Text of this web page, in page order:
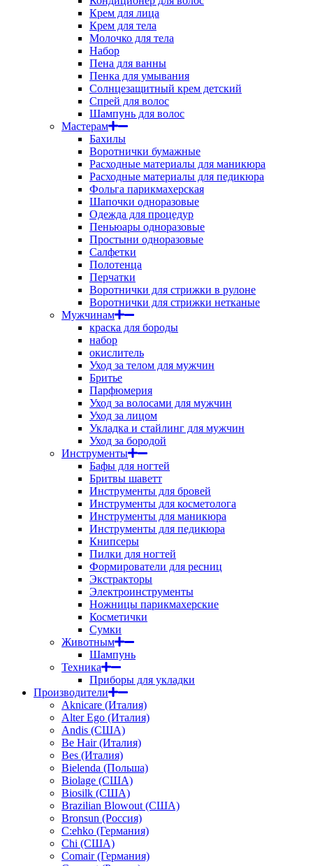
Крем для лица
Крем для тела
Молочко для тела
Набор
Пена для ванны
Пенка для умывания
Солнцезащитный крем детский
Спрей для волос
Шампунь для волос
Мастерам
Бахилы
Воротнички бумажные
Расходные материалы для маникюра
Расходные материалы для педикюра
Фольга парикмахерская
Шапочки одноразовые
Одежда для процедур
Пеньюары одноразовые
Простыни одноразовые
Салфетки
Полотенца
Перчатки
Воротнички для стрижки в рулоне
Воротнички для стрижки нетканые
Мужчинам
краска для бороды
набор
окислитель
Уход за телом для мужчин
Бритье
Парфюмерия
Уход за волосами для мужчин
Уход за лицом
Укладка и стайлинг для мужчин
Уход за бородой
Инструменты
Бафы для ногтей
Бритвы шаветт
Инструменты для бровей
Инструменты для косметолога
Инструменты для маникюра
Инструменты для педикюра
Книпсеры
Пилки для ногтей
Формирователи для ресниц
Экстракторы
Электроинструменты
Ножницы парикмахерские
Косметички
Сумки
Животным
Шампунь
Техника
Приборы для укладки
Производители
Aknicare (Италия)
Alter Ego (Италия)
Andis (США)
Be Hair (Италия)
Bes (Италия)
Bielenda (Польша)
Biolage (США)
Biosilk (США)
Brazilian Blowout (США)
Bronsun (Россия)
C:ehko (Германия)
Chi (США)
Comair (Германия)